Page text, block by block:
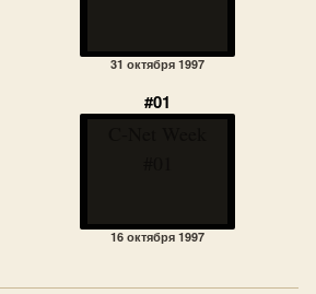
31 октября 1997
#01
16 октября 1997